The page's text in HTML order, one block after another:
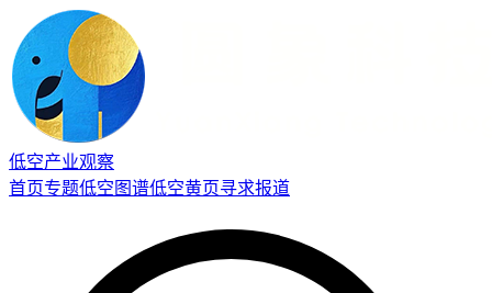
低空产业观察
首页专题低空图谱低空黄页寻求报道